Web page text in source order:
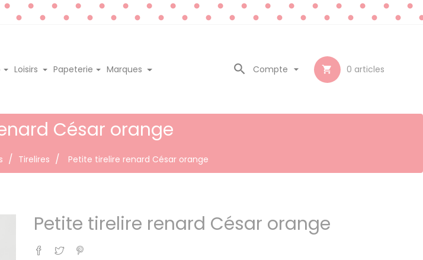
Loisirs Papeterie Marques  0 articles
Compte 

César orange
Tirelires Petite tirelire renard César orange
Petite tirelire renard César orange
Partager
Tweet